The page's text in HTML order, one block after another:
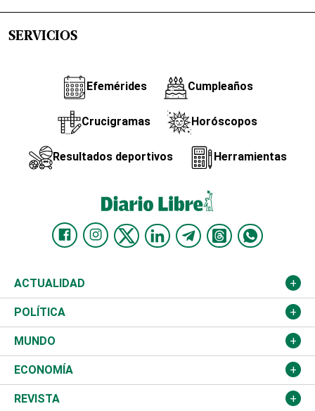
SERVICIOS
Efemérides Cumpleaños
Crucigramas Horóscopos
Resultados deportivos Herramientas
ACTUALIDAD
Nacional
Ciudad
Educación
Salud
POLÍTICA
Partidos
JCE
TSE
MUNDO
Estados Unidos
América Latina
ECONOMÍA
Finanzas
REVISTA